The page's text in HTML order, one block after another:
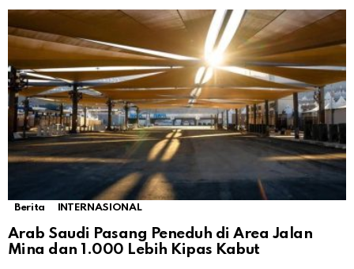
Berita INTERNASIONAL
Arab Saudi Pasang Peneduh di Area Jalan
Mina dan 1.000 Lebih Kipas Kabut